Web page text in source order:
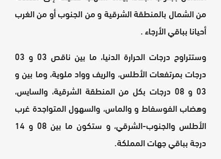
من الشمال بالمنطقة الشرقية و من الجنوب أو من الغرب
أحيانا بباقي الأرجاء .
وستتراوح درجات الحرارة الدنيا، ما بين ناقص 03 و 03
درجات بمرتفعات الأطلس، والريف وواد ملوية، وما بين و
03 و 08 درجات بكل من المنطقة الشرقية، والسايس،
وهضاب الفوسفاط و والماس، والسهول المتواجدة غرب
الأطلس والجنوب-الشرقي، و ستكون ما بين 08 و 14
درجة بباقي جهات المملكة.